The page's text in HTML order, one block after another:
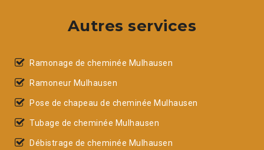
Autres services
Ramonage de cheminée Mulhausen
Ramoneur Mulhausen
Pose de chapeau de cheminée Mulhausen
Tubage de cheminée Mulhausen
Débistrage de cheminée Mulhausen